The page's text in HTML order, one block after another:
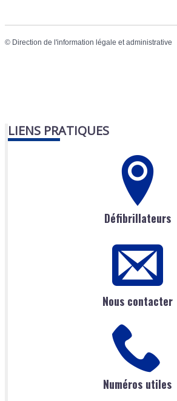
© Direction de l'information légale et administrative
LIENS PRATIQUES
Défibrillateurs
Nous contacter
Numéros utiles